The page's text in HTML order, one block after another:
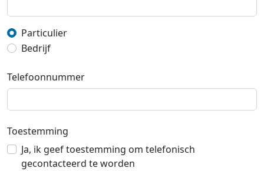
Particulier
Bedrijf
Telefoonnummer
Toestemming
Ja, ik geef toestemming om telefonisch
gecontacteerd te worden